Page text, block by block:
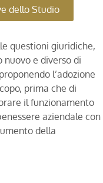
dello Studio
questioni giuridiche,
nuovo e diverso di
l’adozione
prima che di
il funzionamento
aziendale con
della